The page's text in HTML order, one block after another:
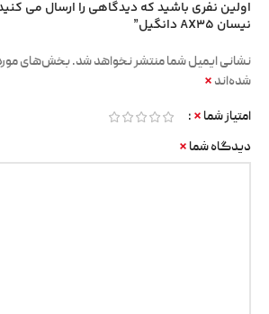
اولین نفری باشید که دیدگاهی را ارسال می
نیسان AX35 دانگیل”
نشانی ایمیل شما منتشر نخواهد شد.بخش‌های
شده‌اند *
امتیاز شما *
دیدگاه شما *